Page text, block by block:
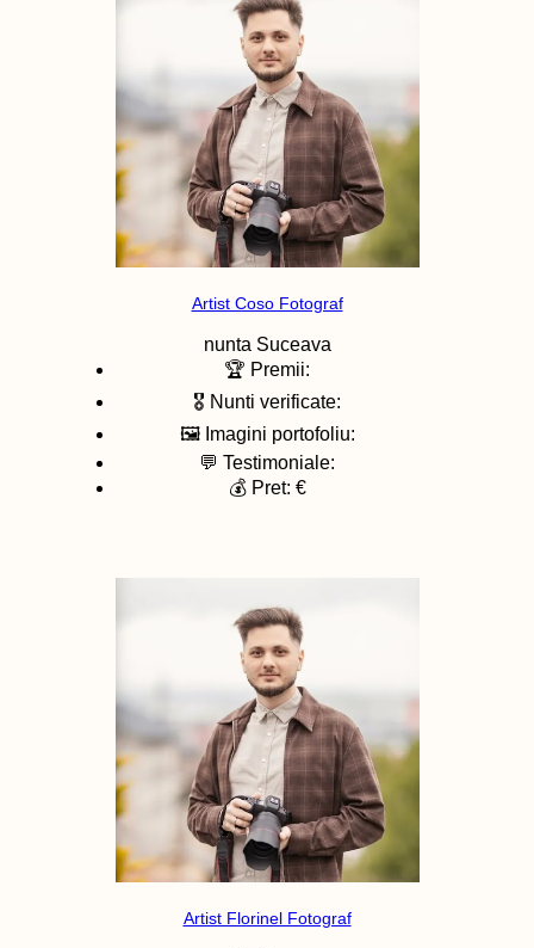
Artist Coso Fotograf
nunta Suceava
🏆 Premii:
🎖️ Nunti verificate:
🖼️ Imagini portofoliu:
💬 Testimoniale:
💰 Pret: €
Artist Florinel Fotograf